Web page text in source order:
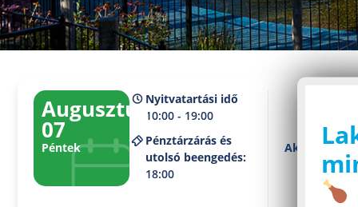
Augusztus
07
Péntek
Nyitvatartási idő
10:00 - 19:00
Pénztárzárás és
utolsó beengedés:
18:00
Aktuális